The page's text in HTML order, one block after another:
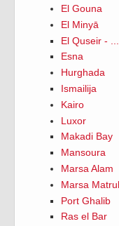
El Gouna
El Minyā
El Quseir - ...
Esna
Hurghada
Ismailija
Kairo
Luxor
Makadi Bay
Mansoura
Marsa Alam
Marsa
Port Ghalib
Ras el Bar